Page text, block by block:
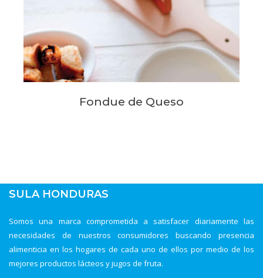
Fondue de Queso
SULA HONDURAS
Somos una marca comprometida a satisfacer diariamente las
necesidades de nuestros consumidores buscando presencia
alimenticia en los hogares de cada uno de ellos por medio de los
mejores productos lácteos y jugos de fruta.